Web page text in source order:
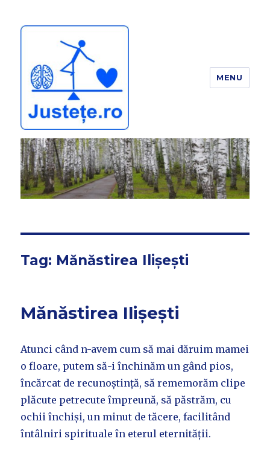
JUSTEȚE
MENU
Tag: Mănăstirea Ilișești
Mănăstirea Ilișești
Atunci când n-avem cum să mai dăruim mamei
o floare, putem să-i închinăm un gând pios,
încărcat de recunoștință, să rememorăm clipe
plăcute petrecute împreună, să păstrăm, cu
ochii închiși, un minut de tăcere, facilitând
întâlniri spirituale în eterul eternității.